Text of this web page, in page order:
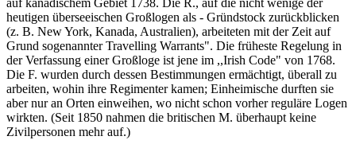
heutigen überseeischen Großlogen als - Gründstock zurückblicken
(z. B. New York, Kanada, Australien), arbeiteten mit der Zeit auf
Grund sogenannter Travelling Warrants". Die früheste Regelung in
der Verfassung einer Großloge ist jene im ,,Irish Code" von 1768.
Die F. wurden durch dessen Bestimmungen ermächtigt, überall zu
arbeiten, wohin ihre Regimenter kamen; Einheimische durften sie
aber nur an Orten einweihen, wo nicht schon vorher reguläre Logen
wirkten. (Seit 1850 nahmen die britischen M. überhaupt keine
Zivilpersonen mehr auf.)